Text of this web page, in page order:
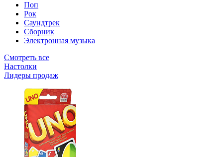
Поп
Рок
Саундтрек
Сборник
Электронная музыка
Смотреть все
Настолки
Лидеры продаж